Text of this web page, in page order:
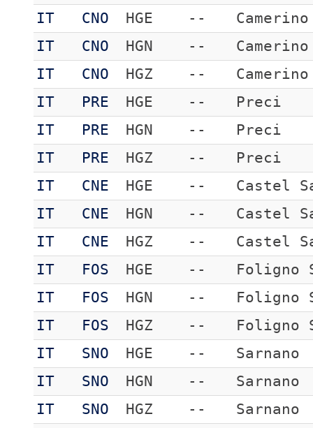
IT
CNO HGE --
Camerino
IT
CNO HGN --
Camerino
IT
CNO HGZ --
Camerino
IT
PRE HGE --
Preci
IT
PRE HGN --
Preci
IT
PRE HGZ --
Preci
IT
CNE HGE --
Castel
IT
CNE HGN --
Castel
IT
CNE HGZ --
Castel
IT
FOS HGE --
Foligno
IT
FOS HGN --
Foligno
IT
FOS HGZ --
Foligno
IT
SNO HGE --
Sarnano
IT
SNO HGN --
Sarnano
IT
SNO HGZ --
Sarnano